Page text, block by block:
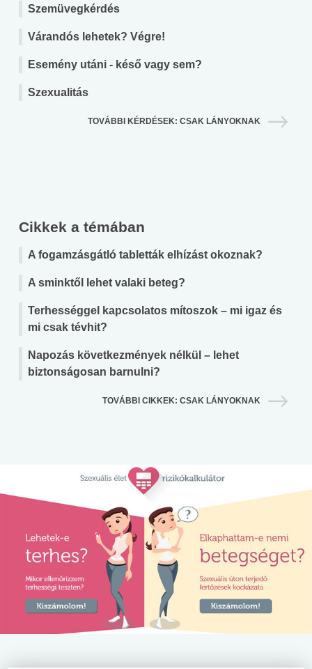
Szemüvegkérdés
Várandós lehetek? Végre!
Esemény utáni - késő vagy sem?
Szexualitás
TOVÁBBI KÉRDÉSEK: CSAK LÁNYOKNAK
Cikkek a témában
A fogamzásgátló tabletták elhízást okoznak?
A sminktől lehet valaki beteg?
Terhességgel kapcsolatos mítoszok – mi igaz és
mi csak tévhit?
Napozás következmények nélkül – lehet
biztonságosan barnulni?
TOVÁBBI CIKKEK: CSAK LÁNYOKNAK